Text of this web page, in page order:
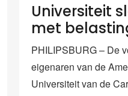
Universiteit
met
PHILIPSBURG – De
eigenaren van de
Universiteit van de